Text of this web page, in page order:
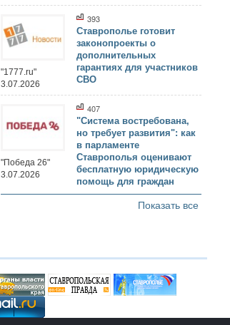
393
Ставрополье готовит
законопроекты о
дополнительных
гарантиях для участников
СВО
"1777.ru"
3.07.2026
407
"Система востребована,
но требует развития": как
в парламенте
Ставрополья оценивают
бесплатную юридическую
помощь для граждан
"Победа 26"
3.07.2026
Показать все